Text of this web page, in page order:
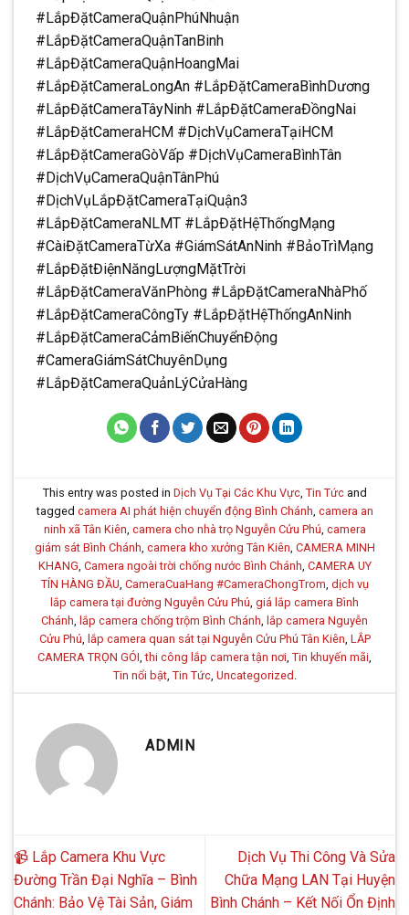
#LắpĐặtCameraQuậnPhúNhuận
#LắpĐặtCameraQuậnTanBinh
#LắpĐặtCameraQuậnHoangMai
#LắpĐặtCameraLongAn #LắpĐặtCameraBìnhDương
#LắpĐặtCameraTâyNinh #LắpĐặtCameraĐồngNai
#LắpĐặtCameraHCM #DịchVụCameraTạiHCM
#LắpĐặtCameraGòVấp #DịchVụCameraBìnhTân
#DịchVụCameraQuậnTânPhú
#DịchVụLắpĐặtCameraTạiQuận3
#LắpĐặtCameraNLMT #LắpĐặtHệThốngMạng
#CàiĐặtCameraTừXa #GiámSátAnNinh #BảoTrìMạng
#LắpĐặtĐiệnNăngLượngMặtTrời
#LắpĐặtCameraVănPhòng #LắpĐặtCameraNhàPhố
#LắpĐặtCameraCôngTy #LắpĐặtHệThốngAnNinh
#LắpĐặtCameraCảmBiếnChuyểnĐộng
#CameraGiámSátChuyênDụng
#LắpĐặtCameraQuảnLýCửaHàng
This entry was posted in Dịch Vụ Tại Các Khu Vực, Tin Tứcand
tagged camera AI phát hiện chuyển động Bình Chánh camera an
ninh xã Tân Kiên camera cho nhà trọ Nguyễn Cửu Phú camera
giám sát Bình Chánh camera kho xưởng Tân Kiên CAMERA MINH
KHANG Camera ngoài trời chống nước Bình Chánh CAMERA UY
TÍN HÀNG ĐẦU CameraCuaHang #CameraChongTrom dịch vụ
lắp camera tại đường Nguyễn Cửu Phú giá lắp camera Bình
Chánh
lắp camera chống trộm Bình Chánh
lắp camera Nguyễn
Cửu Phú
lắp camera quan sát tại Nguyễn Cửu Phú Tân Kiên LẮP
CAMERA TRỌN GÓI ,thi công lắp camera tận nơi Tin khuyến mãi
Tin nổi bật, Tin Tức, Uncategorized
ADMIN
📹 Lắp Camera Khu Vực
Đường Trần Đại Nghĩa – Bình
Chánh: Bảo Vệ Tài Sản, Giám
Dịch Vụ Thi Công Và Sửa
Chữa Mạng LAN Tại Huyện
Bình Chánh – Kết Nối Ổn Định